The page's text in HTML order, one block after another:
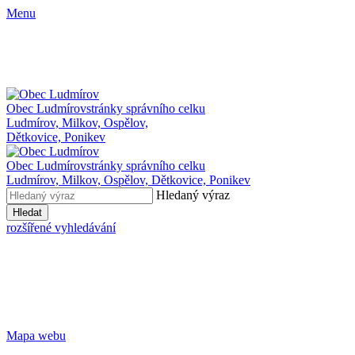
Menu
Obec Ludmírovstránky správního celku
Ludmírov, Milkov, Ospělov,
Dětkovice, Ponikev
Obec Ludmírovstránky správního celku
Ludmírov, Milkov, Ospělov, Dětkovice, Ponikev
Hledaný výraz
Hledat
rozšířené vyhledávání
Mapa webu